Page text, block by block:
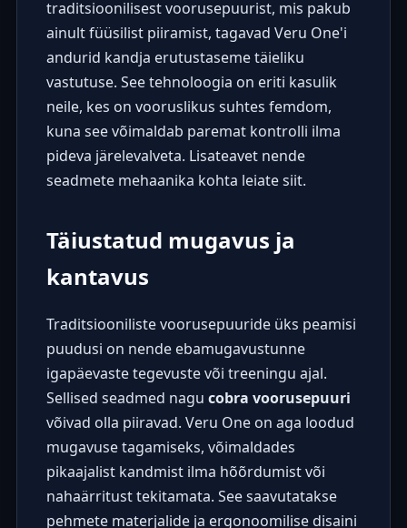
traditsioonilisest voorusepuurist, mis pakub
ainult füüsilist piiramist, tagavad Veru One'i
andurid kandja erutustaseme täieliku
vastutuse. See tehnoloogia on eriti kasulik
neile, kes on vooruslikus suhtes femdom,
kuna see võimaldab paremat kontrolli ilma
pideva järelevalveta. Lisateavet nende
seadmete mehaanika kohta leiatesiit.
Täiustatud mugavus ja
kantavus
Traditsiooniliste voorusepuuride üks peamisi
puudusi on nende ebamugavustunne
igapäevaste tegevuste või treeningu ajal.
Sellised seadmed nagu cobra voorusepuuri
võivad olla piiravad. Veru One on aga loodud
mugavuse tagamiseks, võimaldades
pikaajalist kandmist ilma hõõrdumist või
nahaärritust tekitamata. See saavutatakse
pehmete materjalide ja ergonoomilise disaini